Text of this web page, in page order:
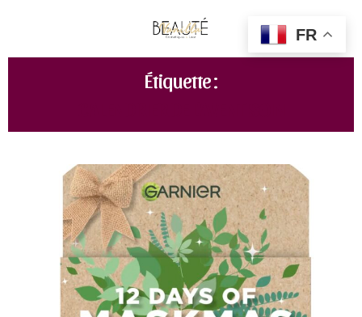
Étiquette :
FR